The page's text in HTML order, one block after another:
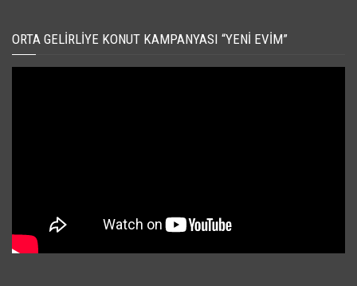
ORTA GELIRLIYE KONUT KAMPANYASI “YENI EVIM”